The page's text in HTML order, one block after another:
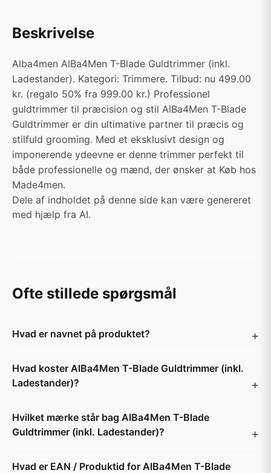
Beskrivelse
Alba4men AlBa4Men T-Blade Guldtrimmer (inkl.
Ladestander). Kategori: Trimmere. Tilbud: nu 499.00
kr. (regalo 50% fra 999.00 kr.) Professionel
guldtrimmer til præcision og stil AlBa4Men T-Blade
Guldtrimmer er din ultimative partner til præcis og
stilfuld grooming. Med et eksklusivt design og
imponerende ydeevne er denne trimmer perfekt til
både professionelle og mænd, der ønsker at Køb hos
Made4men.
Dele af indholdet på denne side kan være genereret
med hjælp fra AI.
Ofte stillede spørgsmål
Hvad er navnet på produktet?
Hvad koster AlBa4Men T-Blade Guldtrimmer (inkl.
Ladestander)?
Hvilket mærke står bag AlBa4Men T-Blade
Guldtrimmer (inkl. Ladestander)?
Hvad er EAN / Produktid for AlBa4Men T-Blade